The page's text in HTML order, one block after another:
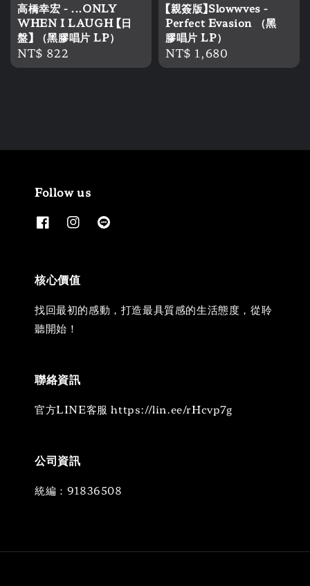
高橋幸宏 - ...ONLY
WHEN I LAUGH 【日
盤】 （黑膠唱片 LP）
Regular
price
NT$ 822
【親簽版】Slowwves -
Perfect Evasion （黑
膠唱片 LP）
Regular
price
NT$ 1,680
Follow us
核心價值
找回最初的感動，打造最具質感的生活態度，從聆
聽開始！
聯絡資訊
官方LINE客服 https://lin.ee/rHcvp7g
公司資訊
統編：91836508